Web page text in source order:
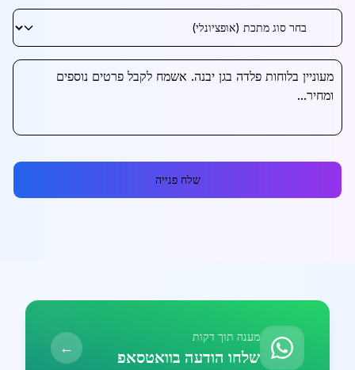
שלח פנייה
מענה תוך דקות
שלחו הודעה בוואטסאפ ←